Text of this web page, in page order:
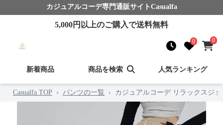
カジュアルコーデ専門通販サイト Casualfa
5,000円以上のご購入で送料無料
0 0
新着商品 商品を検索 人気ランキング
Casualfa TOP › パンツの一覧 › カジュアルコーデ リラックスジ